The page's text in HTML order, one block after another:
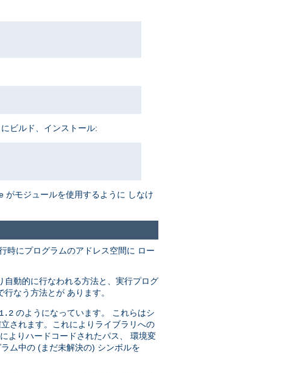
ビルド、インストール:
がモジュールを使用するように しなけ
時にプログラムのアドレス空間に ロー
自動的に行なわれる方法と、実行プログ
なう方法とが あります。
のようになっています。 これらはシ
されます。これによりライブラリへの
よりハードコードされたパス、 環境変
ム中の (まだ未解決の) シンボルを